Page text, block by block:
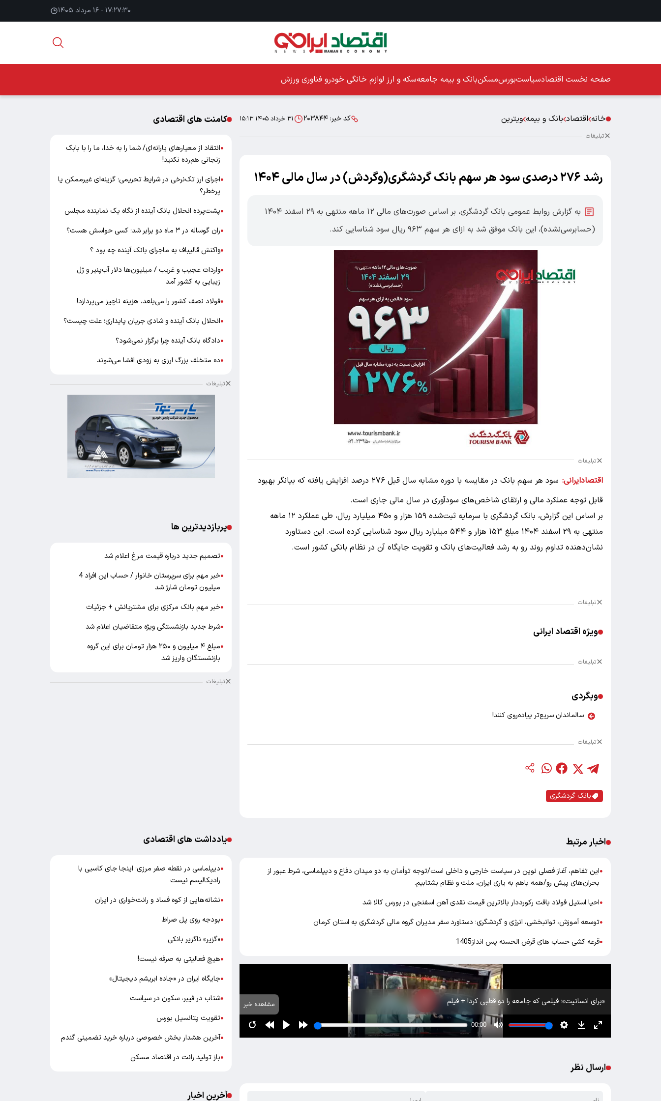
۱۷:۲۷:۳۱ - ۱۶ مرداد ۱۴۰۵
صفحه نخست اقتصادسیاستبورسمسکنبانک و بیمه جامعهسکه و ارز لوازم خانگی خودرو فناوری ورزش
خانه اقتصاد بانک و بیمه ویترین کد خبر: ۲۰۳۸۴۴ ۳۱ خرداد ۱۴۰۵ ۱۵:۱۳
تبلیغات
رشد ۲۷۶ درصدی سود هر سهم بانک گردشگری(وگردش) در سال مالی ۱۴۰۴
به گزارش روابط عمومی بانک گردشگری، بر اساس صورت‌های مالی ۱۲ ماهه منتهی به ۲۹ اسفند ۱۴۰۴
(حسابرسی‌نشده)، این بانک موفق شد به ازای هر سهم ۹۶۳ ریال سود شناسایی کند.
تبلیغات
اقتصادایرانی:
سود هر سهم بانک در مقایسه با دوره مشابه سال قبل ۲۷۶ درصد افزایش یافته که بیانگر بهبود
قابل توجه عملکرد مالی و ارتقای شاخص‌های سودآوری در سال مالی جاری است.
بر اساس این گزارش، بانک گردشگری با سرمایه ثبت‌شده ۱۵۹ هزار و ۴۵۰ میلیارد ریال، طی عملکرد ۱۲ ماهه
منتهی به ۲۹ اسفند ۱۴۰۴ مبلغ ۱۵۳ هزار و ۵۴۴ میلیارد ریال سود شناسایی کرده است. این دستاورد
نشان‌دهنده تداوم روند رو به رشد فعالیت‌های بانک و تقویت جایگاه آن در نظام بانکی کشور است.
تبلیغات
ویژه اقتصاد ایرانی
تبلیغات
وبگردی
سالماندان سریع‌تر پیاده‌روی کنند!
تبلیغات
بانک گردشگری
اخبار مرتبط
●این تفاهم، آغاز فصلی نوین در سیاست خارجی و داخلی است/توجه توأمان به دو میدان دفاع و دیپلماسی، شرط عبور از
بحران‌های پیش رو/همه باهم به یاری ایران، ملت و نظام بشتابیم.
●احیا استیل فولاد بافت رکورددار بالاترین قیمت نقدی آهن اسفنجی در بورس کالا شد
●توسعه آموزش، توانبخشی، انرژی و گردشگری؛ دستاورد سفر مدیران گروه مالی گردشگری به استان کرمان
●قرعه کشی حساب های قرض الحسنه پس انداز1405
«برای انسانیت»؛ فیلمی که جامعه را دو قطبی کرد! + فیلم مشاهده خبر
ارسال نظر
کامنت های اقتصادی
●انتقاد از معیارهای یارانه‌ای/ شما را به خدا، ما را با بابک
زنجانی هم‌رده نکنید!
●اجرای ارز تک‌نرخی در شرایط تحریمی؛ گزینه‌ای غیرممکن یا
پرخطر؟
●پشت‌پرده انحلال بانک آینده از نگاه یک نماینده مجلس
●ران گوساله در ۳ ماه دو برابر شد؛ کسی حواسش هست؟
●واکنش قالیباف به ماجرای بانک آینده چه بود ؟
●واردات عجیب و غریب / میلیون‌ها دلار آب‌پنیر و ژل
زیبایی به کشور آمد
●فولاد نصف کشور را می‌بلعد، هزینه ناچیز می‌پردازد!
●انحلال بانک آینده و شادی جریان پایداری؛ علت چیست؟
●دادگاه بانک آینده چرا برگزار نمی‌شود؟
●ده متخلف بزرگ ارزی به زودی افشا می‌شوند
تبلیغات
پربازدیدترین ها
●تصمیم جدید درباره قیمت مرغ اعلام شد
●
خبر مهم برای سرپرستان خانوار / حساب این افراد 4
میلیون تومان شارژ شد
●خبر مهم بانک مرکزی برای مشتریانش + جزئیات
●شرط جدید بازنشستگی ویژه متقاضیان اعلام شد
●
مبلغ ۴ میلیون و ۲۵۰ هزار تومان برای این گروه
بازنشستگان واریز شد
تبلیغات
یادداشت های اقتصادی
●دیپلماسی در نقطه صفر مرزی؛ اینجا جای کاسبی با
رادیکالیسم نیست
●نشانه‌هایی از کوه فساد و رانت‌خواری در ایران
●بودجه روی پل صراط
●«گزیر» ناگزیر بانکی
●هیچ فعالیتی به صرفه نیست!
●جایگاه ایران در «جاده ابریشم دیجیتال»
●شتاب در فیبر، سکون در سیاست
●تقویت پتانسیل بورس
●آخرین هشدار بخش خصوصی درباره خرید تضمینی گندم
●باز تولید رانت در اقتصاد مسکن
آخرین اخبار